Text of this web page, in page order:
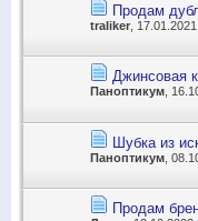
Продам
traliker ,
Джинсовая
Паноптикум ,
Шубка из
Паноптикум ,
Продам